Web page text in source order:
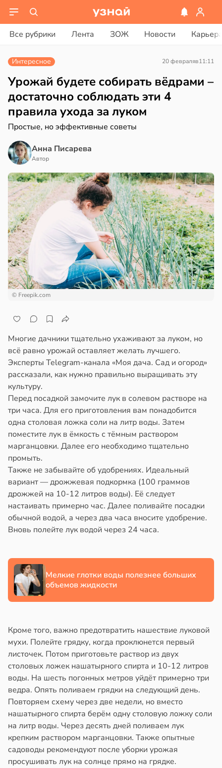
Все рубрики Лента ЗОЖ Новости
в19:49
в20:45
в20:41
13:55
в13:52
Интересное 20 февраляв11:11
Урожай будете собирать вёдрами –
достаточно соблюдать эти 4
правила ухода за луком
Простые, но эффективные советы
Анна Писарева
Автор
© Freepik.com
Многие дачники тщательно ухаживают за луком, но
всё равно урожай оставляет желать лучшего.
Эксперты Telegram-канала «Моя дача. Сад и огород»
рассказали, как нужно правильно выращивать эту
культуру.
Перед посадкой замочите лук в солевом растворе на
три часа. Для его приготовления вам понадобится
одна столовая ложка соли на литр воды. Затем
поместите лук в ёмкость с тёмным раствором
марганцовки. Далее его необходимо тщательно
промыть.
Также не забывайте об удобрениях. Идеальный
вариант — дрожжевая подкормка (100 граммов
дрожжей на 10-12 литров воды). Её следует
настаивать примерно час. Далее поливайте посадки
обычной водой, а через два часа вносите удобрение.
Вновь полейте лук водой через 24 часа.
Мелкие глотки воды полезнее больших
объемов жидкости
Кроме того, важно предотвратить нашествие луковой
мухи. Полейте грядку, когда проклюнется первый
листочек. Потом приготовьте раствор из двух
столовых ложек нашатырного спирта и 10-12 литров
воды. На шесть погонных метров уйдёт примерно три
ведра. Опять поливаем грядки на следующий день.
Повторяем схему через две недели, но вместо
нашатырного спирта берём одну столовую ложку соли
на литр воды. Через десять дней поливаем лук
крепким раствором марганцовки. Также опытные
садоводы рекомендуют после уборки урожая
просушивать лук на солнце прямо на грядке.
19:27
17:21
16:23